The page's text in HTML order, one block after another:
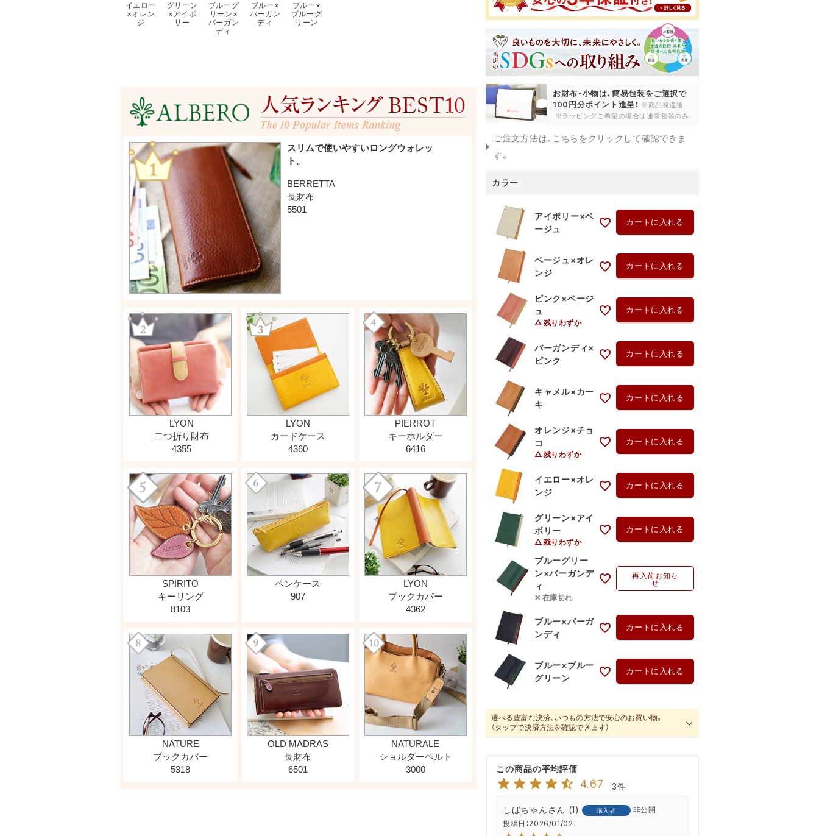
イエロー
×オレン
ジ
グリーン
×アイボ
リー
ブルーグ
リーン×
バーガン
ディ
ブルー×
バーガン
ディ
ブルー×
ブルーグ
リーン
お財布・小物は、簡易包装をご選択で
100円分ポイント進呈！ ※商品発送後
※ラッピングご希望の場合は通常包装のみ
ご注文方法は、こちらをクリックして確認できま
す。
カラー
アイボリー×ベ
ージュ
カートに入れる
ベージュ×オレ
ンジ
カートに入れる
ピンク×ベージ
ュ
残りわずか
カートに入れる
バーガンディ×
ピンク
カートに入れる
キャメル×カー
キ
カートに入れる
オレンジ×チョ
コ
残りわずか
カートに入れる
イエロー×オレ
ンジ
カートに入れる
グリーン×アイ
ボリー
残りわずか
カートに入れる
ブルーグリー
ン×バーガンデ
ィ
在庫切れ
再入荷お知ら
せ
ブルー×バーガ
ンディ
カートに入れる
ブルー×ブルー
グリーン
カートに入れる
選べる豊富な決済、いつもの方法で安心のお買い物。
（タップで決済方法を確認できます）
4.67 3
しばちゃん 1 購入者
非公開
投稿日 2026/01/02